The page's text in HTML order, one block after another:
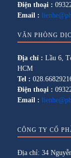
Điện thoại :
Email :
VĂN PHÒNG
Địa chỉ : Lầu 6,
HCM
Tel :
Điện thoại :
Email :
CÔNG TY CỔ
Địa chỉ: 34